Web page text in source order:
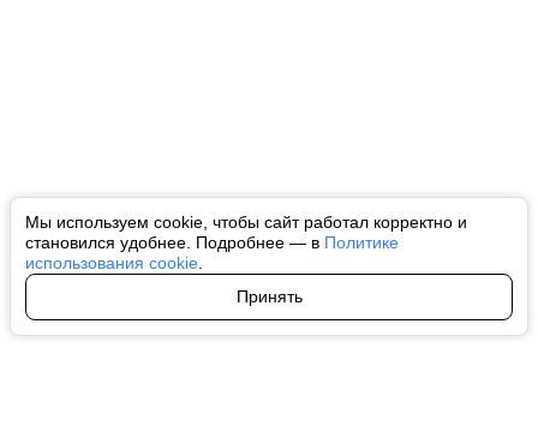
Мы используем cookie, чтобы сайт работал корректно и
становился удобнее. Подробнее — в Политике
использования cookie
Принять